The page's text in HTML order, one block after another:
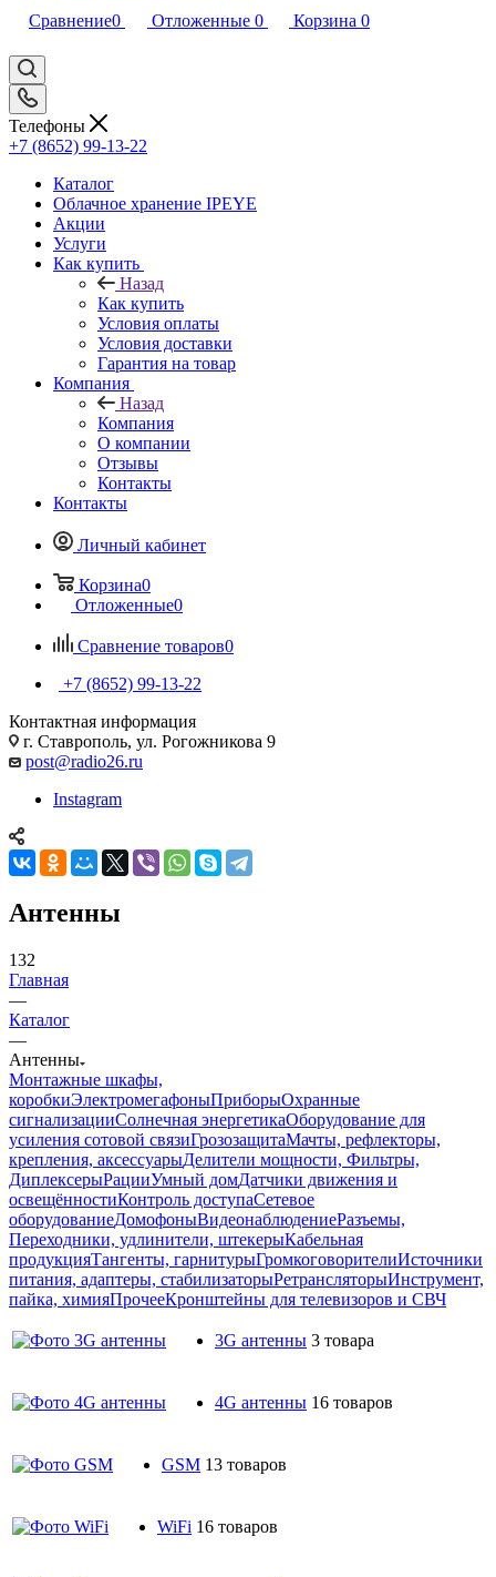
Сравнение0 Отложенные 0 Корзина 0
Телефоны
+7 (8652) 99-13-22
Каталог
Облачное хранение IPEYE
Акции
Услуги
Как купить
Назад
Как купить
Условия оплаты
Условия доставки
Гарантия на товар
Компания
Назад
Компания
О компании
Отзывы
Контакты
Контакты
Личный кабинет
Корзина0
Отложенные0
Сравнение товаров0
+7 (8652) 99-13-22
Контактная информация
г. Ставрополь, ул. Рогожникова 9
post@radio26.ru
Instagram
Антенны
132
Главная
—
Каталог
—
Антенны
Монтажные шкафы,
коробкиЭлектромегафоныПриборыОхранные
сигнализацииСолнечная энергетикаОборудование для
усиления сотовой связиГрозозащитаМачты, рефлекторы,
крепления, аксессуарыДелители мощности, Фильтры,
ДиплексерыРацииУмный домДатчики движения и
освещённостиКонтроль доступаСетевое
оборудованиеДомофоныВидеонаблюдениеРазъемы,
Переходники, удлинители, штекерыКабельная
продукцияТангенты, гарнитурыГромкоговорителиИсточники
питания, адаптеры, стабилизаторыРетрансляторыИнструмент,
пайка, химияПрочееКронштейны для телевизоров и СВЧ
3G антенны 3 товара
4G антенны 16 товаров
GSM 13 товаров
WiFi 16 товаров